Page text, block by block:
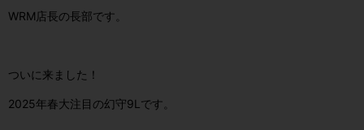
WRM店長の長部です。
ついに来ました！
2025年春大注目の幻守9Lです。